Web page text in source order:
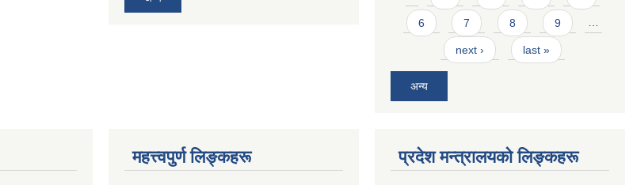
6 7 8 9 …
next › last »
अन्य
महत्त्वपुर्ण लिङ्कहरू प्रदेश मन्त्रालयको लिङ्कहरू